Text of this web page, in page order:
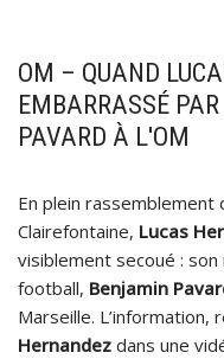
OM – QUAND
EMBARRASSÉ
PAVARD À L'OM
En plein rassemblement
Clairefontaine, Lucas
visiblement secoué :
football, Benjamin
Marseille.
Hernandez dans une